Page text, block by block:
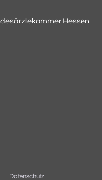
Hessen
Datenschutz